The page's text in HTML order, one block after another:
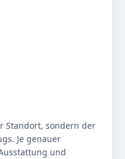
Standort, sondern der
Je genauer
und